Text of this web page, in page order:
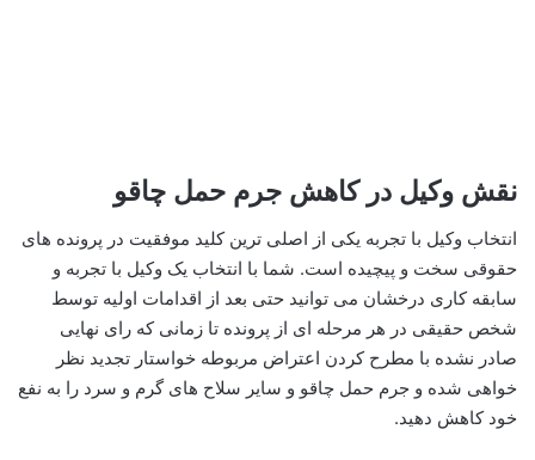
نقش وکیل در کاهش جرم حمل چاقو
انتخاب وکیل با تجربه یکی از اصلی ترین کلید موفقیت در پرونده های
حقوقی سخت و پیچیده است. شما با انتخاب یک وکیل با تجربه و
سابقه کاری درخشان می توانید حتی بعد از اقدامات اولیه توسط
شخص حقیقی در هر مرحله ای از پرونده تا زمانی که رای نهایی
صادر نشده با مطرح کردن اعتراض مربوطه خواستار تجدید نظر
خواهی شده و جرم حمل چاقو و سایر سلاح های گرم و سرد را به نفع
خود کاهش دهید.